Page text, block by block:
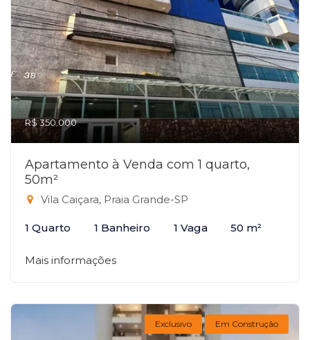
R$ 350.000
Apartamento à Venda com 1 quarto,
50m²
Vila Caiçara, Praia Grande-SP
1 Quarto 1 Banheiro 1 Vaga 50 m²
Mais informações
Exclusivo Em Construção